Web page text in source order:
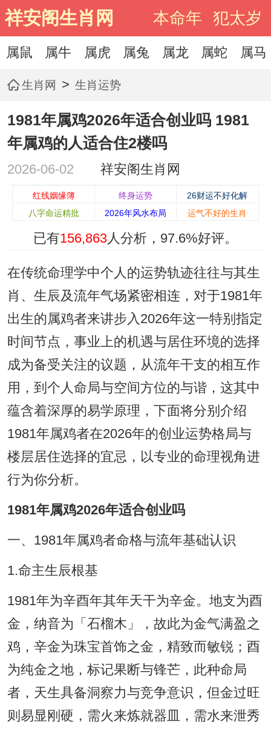
祥安阁生肖网 本命年 犯太岁
属鼠 属牛 属虎 属兔 属龙 属蛇 属马
生肖网 > 生肖运势
1981年属鸡2026年适合创业吗 1981
年属鸡的人适合住2楼吗
2026-06-02 祥安阁生肖网
红线姻缘簿 终身运势
26财运不好化解
八字命运精批
2026年风水布局 运气不好的生肖
已有156,863人分析， 97.6%好评。
在传统命理学中个人的运势轨迹往往与其生
肖、生辰及流年气场紧密相连，对于1981年
出生的属鸡者来讲步入2026年这一特别指定
时间节点，事业上的机遇与居住环境的选择
成为备受关注的议题，从流年干支的相互作
用，到个人命局与空间方位的与谐，这其中
蕴含着深厚的易学原理，下面将分别介绍
1981年属鸡者在2026年的创业运势格局与
楼层居住选择的宜忌，以专业的命理视角进
行为你分析。
1981年属鸡2026年适合创业吗
一、1981年属鸡者命格与流年基础认识
1.命主生辰根基
1981年为辛酉年其年天干为辛金。地支为酉
金，纳音为「石榴木」，故此为金气满盈之
鸡，辛金为珠宝首饰之金，精致而敏锐；酉
为纯金之地，标记果断与锋芒，此种命局
者，天生具备洞察力与竞争意识，但金过旺
则易显刚硬，需火来炼就器皿，需水来泄秀